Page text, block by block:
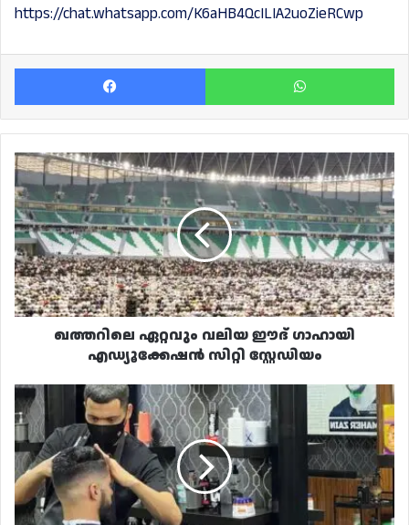
https://chat.whatsapp.com/K6aHB4QcILIA2uoZieRCwp
Facebook
ഖത്തറിലെ
ഏറ്റവും
വലിയ
ഈദ്
ഗാഹായി
എഡ്യൂക്കേഷൻ
സിറ്റി
സ്റ്റേഡിയം
ഖത്തറിലെ ഏറ്റവും വലിയ ഈദ് ഗാഹായി
എഡ്യൂക്കേഷൻ സിറ്റി സ്റ്റേഡിയം
ബാർബർ
ഷോപ്പുകൾക്കും
ബ്യൂട്ടി
സലാനുകൾക്കും
നിർദ്ദേശവും
നിബന്ധനകളുമായി
മന്ത്രാലയം